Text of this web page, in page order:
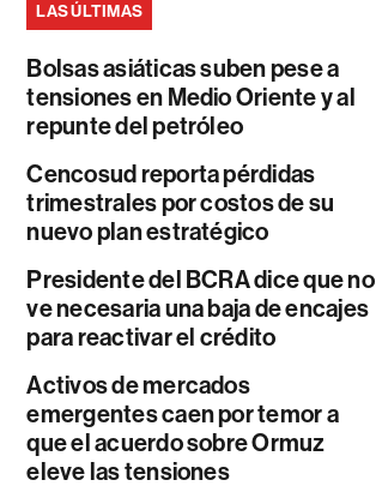
LAS ÚLTIMAS
Bolsas asiáticas suben pese a
tensiones en Medio Oriente y al
repunte del petróleo
Cencosud reporta pérdidas
trimestrales por costos de su
nuevo plan estratégico
Presidente del BCRA dice que no
ve necesaria una baja de encajes
para reactivar el crédito
Activos de mercados
emergentes caen por temor a
que el acuerdo sobre Ormuz
eleve las tensiones